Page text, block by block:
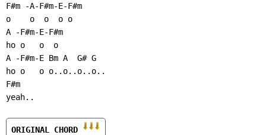
F#m -A-F#m-E-F#m
o    o  o  o o
A -F#m-E-F#m
ho o   o  o
A -F#m-E Bm A  G# G
ho o   o o..o..o..o..
F#m
yeah..
ORIGINAL CHORD